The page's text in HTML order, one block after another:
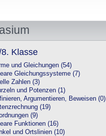
8. Klasse
und Gleichungen (54)
Gleichungssysteme (7)
Zahlen (3)
und Potenzen (1)
Argumentieren, Beweisen (0)
(19)
(9)
Funktionen (16)
und Ortslinien (10)